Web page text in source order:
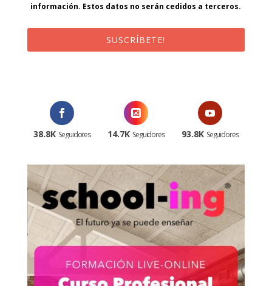
información. Estos datos no serán cedidos a terceros.
SUSCRÍBETE!
38.8K Seguidores 14.7K Seguidores 93.8K Seguidores